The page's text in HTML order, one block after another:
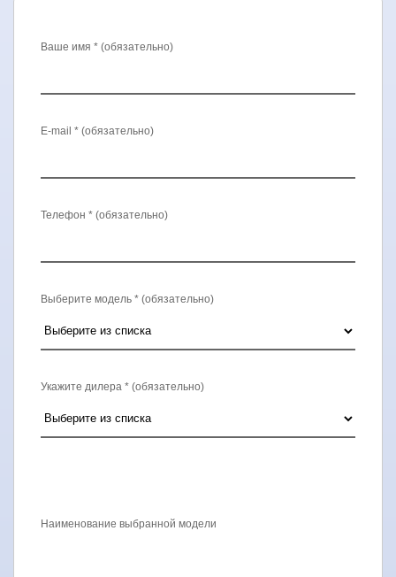
Ваше имя * (обязательно)
E-mail * (обязательно)
Телефон * (обязательно)
Выберите модель * (обязательно)
Укажите дилера * (обязательно)
Наименование выбранной модели